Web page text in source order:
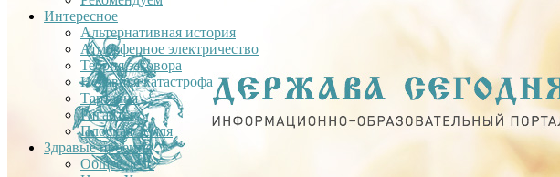
Интересное
Альтернативная история
Атмосферное электричество
Теория заговора
Недавняя катастрофа
Тартария
Гиганты
Плоская Земля
Здравые проекты
Общее дело